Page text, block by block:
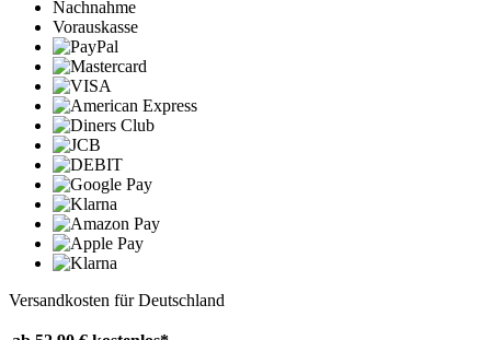
Nachnahme
Vorauskasse
Versandkosten für Deutschland